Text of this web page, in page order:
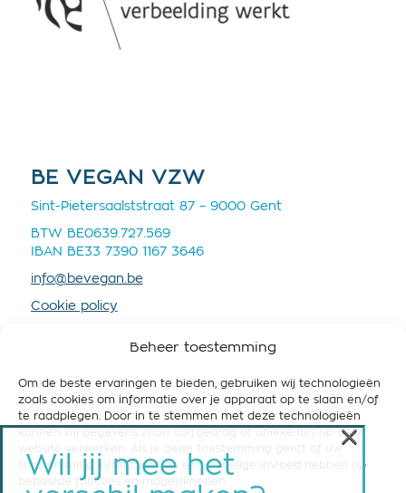
Beheer toestemming
Om de beste ervaringen te bieden, gebruiken wij technologieën
zoals cookies om informatie over je apparaat op te slaan en/of
te raadplegen. Door in te stemmen met deze technologieën
kunnen wij gegevens zoals surfgedrag of unieke ID's op deze
toestemming intrekt, kan dit een nadelige invloed hebben op
bepaalde functies en mogelijkheden.
BE VEGAN VZW
Sint-Pietersaalststraat 87 – 9000 Gent
BTW BE0639.727.569
IBAN BE33 7390 1167 3646
info@bevegan.be
Cookie policy
STEUN BE VEGAN
Help ons om België vegan-friendly te maken! Steun
Wil jij mee het
×